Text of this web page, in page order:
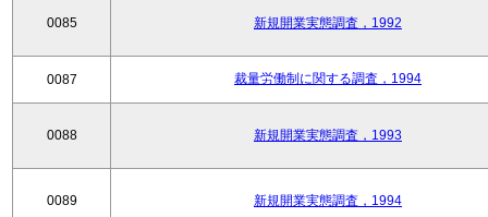
0085 新規開業実態調査，1992
0087 裁量労働制に関する調査，1994
0088 新規開業実態調査，1993
0089 新規開業実態調査，1994